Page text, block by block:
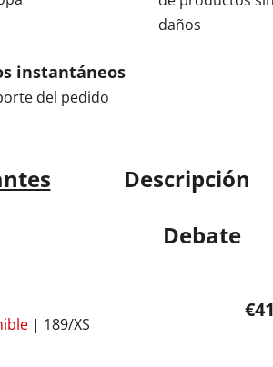
daños
instantáneos
del pedido
Descripción
Debate
| 189/XS